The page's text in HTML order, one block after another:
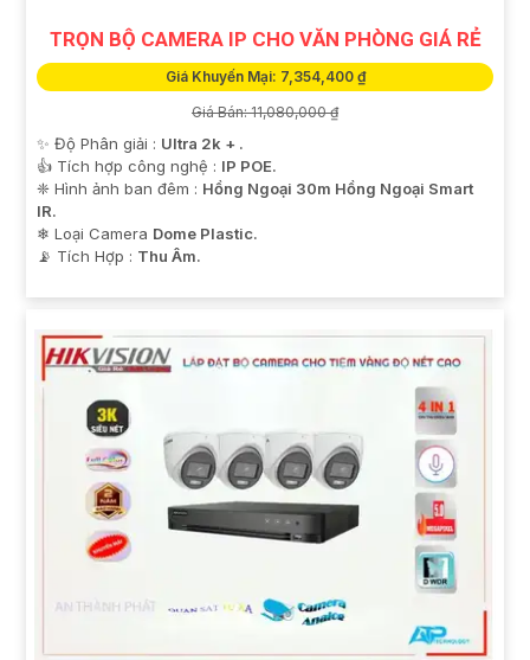
TRỌN BỘ CAMERA IP CHO VĂN PHÒNG GIÁ RẺ
Giá Khuyến Mại: 7,354,400 ₫
Giá Bán: 11,080,000 ₫
✨ Độ Phân giải : Ultra 2k + .
👍 Tích hợp công nghệ : IP POE.
❈ Hình ảnh ban đêm : Hồng Ngoại 30m Hồng Ngoại Smart
IR.
❄ Loại Camera Dome Plastic.
️📡 Tích Hợp : Thu Âm.